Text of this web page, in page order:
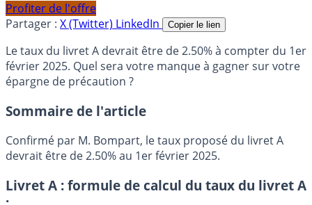
Profiter de l'offre
Partager : X (Twitter) LinkedIn Copier le lien
Le taux du livret A devrait être de 2.50% à compter du 1er
février 2025. Quel sera votre manque à gagner sur votre
épargne de précaution ?
Sommaire de l'article
Confirmé par M. Bompart, le taux proposé du livret A
devrait être de 2.50% au 1er février 2025.
Livret A : formule de calcul du taux du livret A